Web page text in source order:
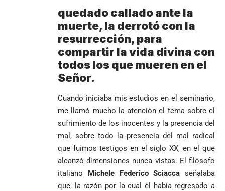
quedado callado ante la
muerte, la derrotó con la
resurrección, para
compartir la vida divina con
todos los que mueren en el
Señor.
Cuando iniciaba mis estudios en el seminario,
me llamó mucho la atención el tema sobre el
sufrimiento de los inocentes y la presencia del
mal, sobre todo la presencia del mal radical
que fuimos testigos en el siglo XX, en el que
alcanzó dimensiones nunca vistas. El filósofo
italiano Michele Federico Sciacca señalaba
que, la razón por la cual él había regresado a
Damián Pérez
envía
documentos
al FBI, DEA y
Congreso
total’ por
presuntos
beneficios a
criminales
Falleció el padre
Humberto de
Álzate, reconocido
sacerdote de la
Diócesis de
Girardota, Párroco
de Yolombo
una histórica y
reñida
segunda
vuelta
Uribe
arremete
contra Petro y
responsabiliza
por la crisis de
la salud en
Colombia
goleó 7-1 a un
valiente
Curazao en su
debut
mundialista
Diócesis de
Sonsón-Rionegro
rechaza fotos
tomadas en
templo de Guarne y
desagravio